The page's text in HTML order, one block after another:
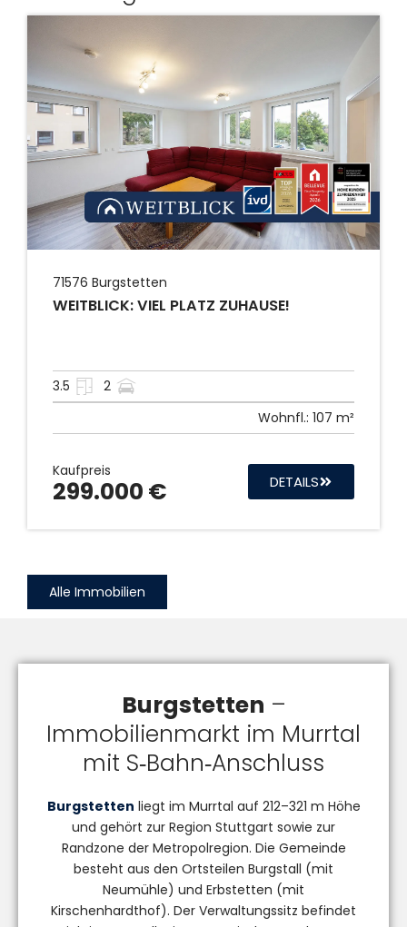
71576 Burgstetten
WEITBLICK: VIEL PLATZ ZUHAUSE!
3.5
2
Wohnfl.: 107 m²
Kaufpreis
299.000 € DETAILS
Alle Immobilien
Burgstetten –
Immobilienmarkt im Murrtal
mit S‑Bahn‑Anschluss
Burgstetten liegt im Murrtal auf 212–321 m Höhe
und gehört zur Region Stuttgart sowie zur
Randzone der Metropolregion. Die Gemeinde
besteht aus den Ortsteilen Burgstall (mit
Neumühle) und Erbstetten (mit
Kirschenhardthof). Der Verwaltungssitz befindet